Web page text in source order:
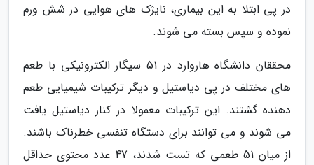
در پی ابتلا به این بیماری، نایژک های هوایی در شش ورم
نموده و سپس بسته می شوند.
محققان دانشگاه هاروارد در 51 سیگار الکترونیکی با طعم
های مختلف در پی دیاستیل و دیگر ترکیبات شیمیایی طعم
دهنده گشتند. این ترکیبات معمولا در کنار دیاستیل یافت
می شوند و می توانند برای دستگاه تنفسی خطرناک باشند.
از میان 51 طعمی که تست شدند، 47 عدد محتوی حداقل